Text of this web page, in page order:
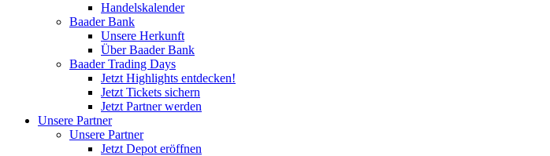
Handelskalender
Baader Bank
Unsere Herkunft
Über Baader Bank
Baader Trading Days
Jetzt Highlights entdecken!
Jetzt Tickets sichern
Jetzt Partner werden
Unsere Partner
Unsere Partner
Jetzt Depot eröffnen